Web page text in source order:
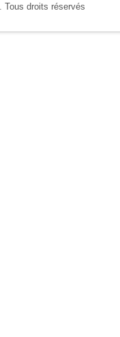
. Tous droits réservés